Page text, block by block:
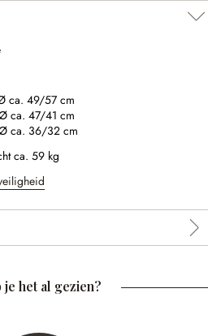
ca. 49/57 cm
ca. 47/41 cm
ca. 36/32 cm
ca. 59 kg
je het al gezien?